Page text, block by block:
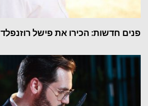
פנים חדשות: הכירו את פישל רוזנפלד